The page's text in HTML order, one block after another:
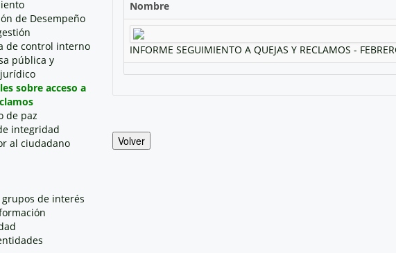
de Desempeño
de control interno
pública y
sobre acceso a
de paz
integridad
al ciudadano
de interés
Nombre
INFORME SEGUIMIENTO A QUEJAS Y RECLAMOS -
Volver